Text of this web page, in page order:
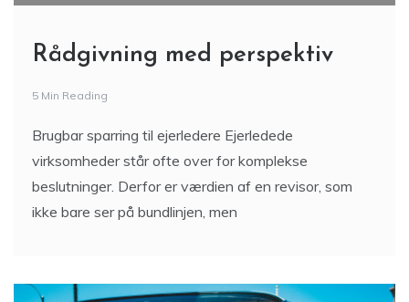
Rådgivning med perspektiv
5 Min Reading
Brugbar sparring til ejerledere Ejerledede
virksomheder står ofte over for komplekse
beslutninger. Derfor er værdien af en revisor, som
ikke bare ser på bundlinjen, men